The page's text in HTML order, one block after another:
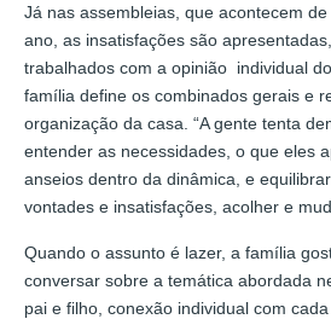
Já nas assembleias, que acontecem
ano, as insatisfações são
trabalhados com a opinião individual
família define os combinados gerais e
organização da casa. “A gente tenta
entender as necessidades, o que eles
anseios dentro da dinâmica, e
vontades e insatisfações, acolher e
Quando o assunto é lazer, a família
conversar sobre a temática abordada
pai e filho, conexão individual com